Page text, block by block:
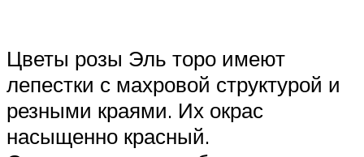
Цветы розы Эль торо имеют
лепестки с махровой структурой и
резными краями. Их окрас
насыщенно красный.